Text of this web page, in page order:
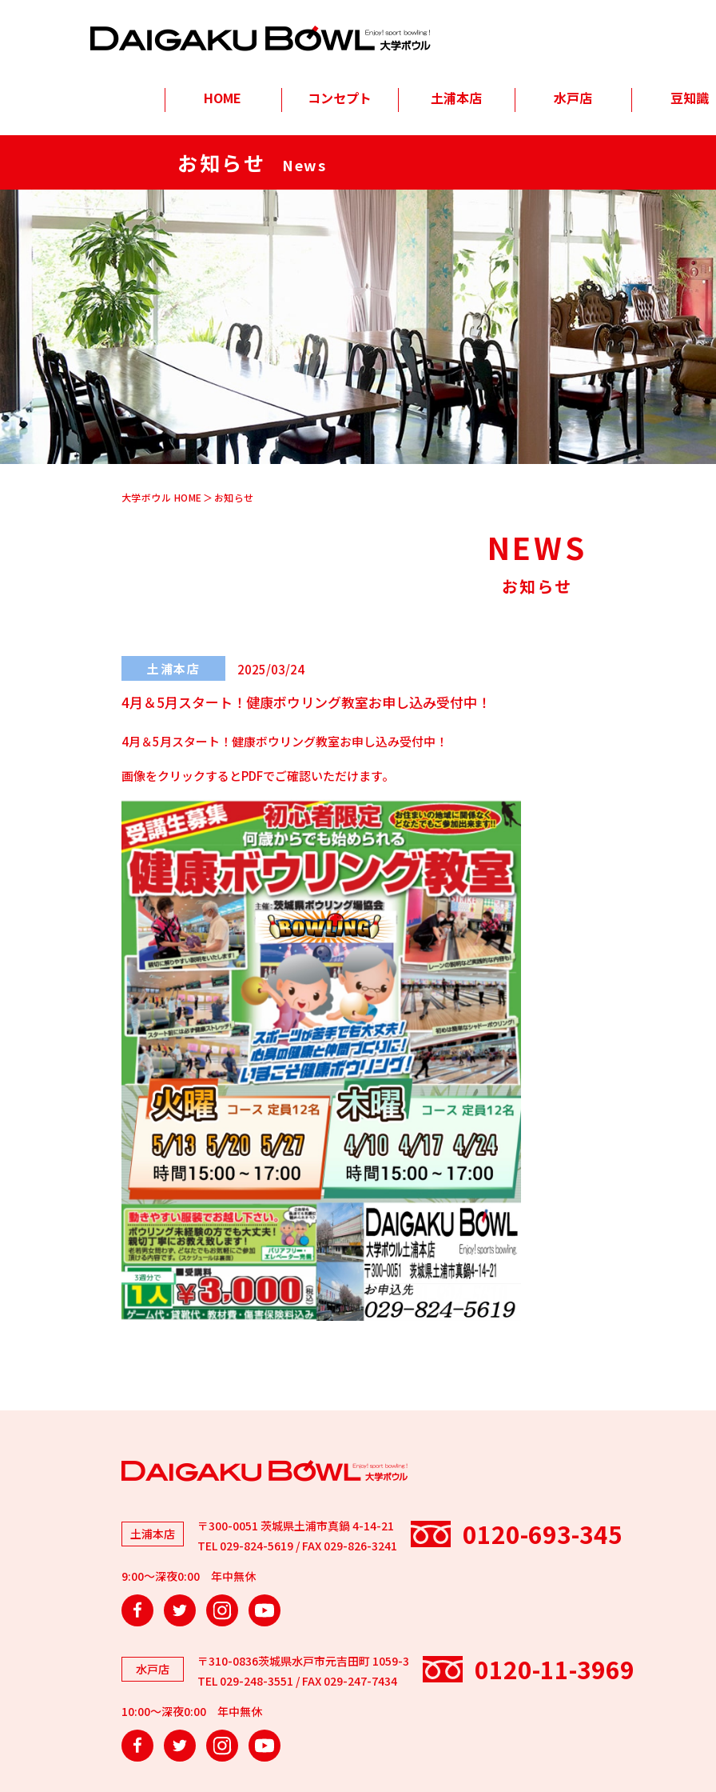
HOME コンセプト 土浦本店 水戸店 豆知識
お知らせ News
大学ボウル HOME お知らせ
NEWS
お知らせ
土浦本店 2025/03/24
4月＆5月スタート！健康ボウリング教室お申し込み受付中！
4月＆5月スタート！健康ボウリング教室お申し込み受付中！
画像をクリックするとPDFでご確認いただけます。
土浦本店
〒300-0051 茨城県土浦市真鍋 4-14-21
TEL 029-824-5619 / FAX 029-826-3241
0120-693-345
9:00～深夜0:00 年中無休
Facebook Twitter Instagram
水戸店
〒310-0836茨城県水戸市元吉田町 1059-3
TEL 029-248-3551 / FAX 029-247-7434
0120-11-3969
10:00～深夜0:00 年中無休
Facebook Twitter Instagram